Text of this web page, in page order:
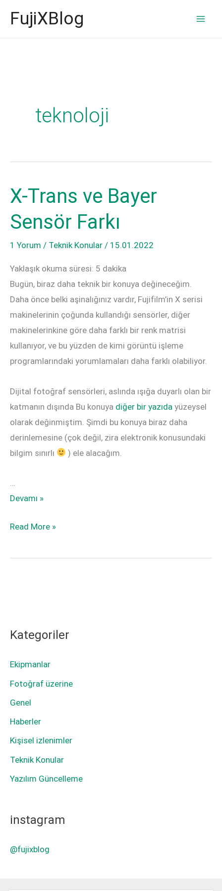
atlaFujiXBlog
teknoloji
X-Trans ve Bayer
Sensör Farkı
1 Yorum / Teknik Konular / 15.01.2022
Yaklaşık okuma süresi: 5 dakika
Bugün, biraz daha teknik bir konuya değineceğim.
Daha önce belki aşinalığınız vardır, Fujifilm’in X serisi
makinelerinin çoğunda kullandığı sensörler, diğer
makinelerinkine göre daha farklı bir renk matrisi
kullanıyor, ve bu yüzden de kimi görüntü işleme
programlarındaki yorumlamaları daha farklı olabiliyor.
Dijital fotoğraf sensörleri, aslında ışığa duyarlı olan bir
katmanın dışında Bu konuya diğer bir yazıda yüzeysel
olarak değinmiştim. Şimdi bu konuya biraz daha
derinlemesine (çok değil, zira elektronik konusundaki
bilgim sınırlı
) ele alacağım.
…
X-
ve
Sensör
Devamı »
X-
ve
Read More »
Kategoriler
Ekipmanlar
Fotoğraf üzerine
Genel
Haberler
Kişisel izlenimler
Teknik Konular
Yazılım Güncelleme
instagram
@fujixblog